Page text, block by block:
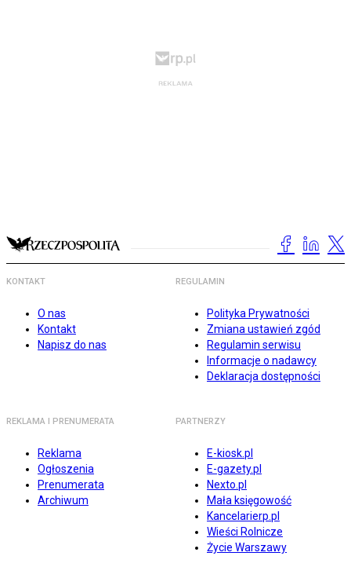
KONTAKT
O nas
Kontakt
Napisz do nas
REGULAMIN
Polityka Prywatności
Zmiana ustawień zgód
Regulamin serwisu
Informacje o nadawcy
Deklaracja dostępności
REKLAMA I PRENUMERATA
Reklama
Ogłoszenia
Prenumerata
Archiwum
PARTNERZY
E-kiosk.pl
E-gazety.pl
Nexto.pl
Mała księgowość
Kancelarierp.pl
Wieści Rolnicze
Życie Warszawy